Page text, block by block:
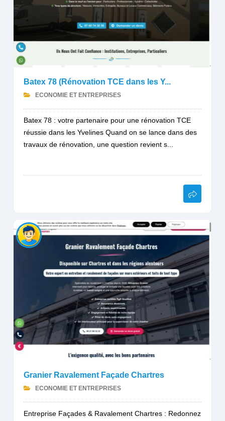
Batex 78 (Rénovation TCE dans les Y...
ECONOMIE ET ENTREPRISES
Batex 78 : votre partenaire pour une rénovation TCE
réussie dans les Yvelines Quand on se lance dans des
travaux de rénovation, une question revient s...
Granier Ravalement Façade Chartres
ECONOMIE ET ENTREPRISES
Entreprise Façades & Ravalement Chartres : Redonnez